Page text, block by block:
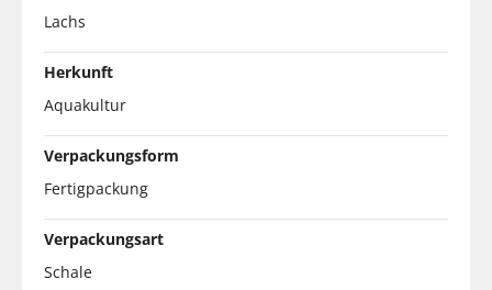
Lachs
Herkunft
Aquakultur
Verpackungsform
Fertigpackung
Verpackungsart
Schale